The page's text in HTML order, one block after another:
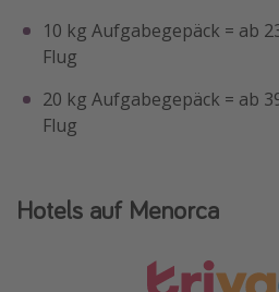
10 kg Aufgabegepäck = ab
Flug
20 kg Aufgabegepäck = ab
Flug
Hotels auf Menorca